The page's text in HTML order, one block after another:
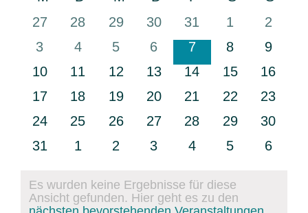
wählen.
Veranstaltungen
0
27
0
28
0
29
0
30
0
31
0
1
0
2
0
3
0
4
0
5
0
6
0
7
0
8
0
9
0
10
0
11
0
12
0
13
0
14
0
15
0
16
0
17
0
18
0
19
0
20
0
21
0
22
0
23
0
24
0
25
0
26
0
27
0
28
0
29
0
30
0
31
0
1
0
2
0
3
0
4
0
5
0
6
Hinweis
Es wurden keine Ergebnisse für diese
Ansicht gefunden. Hier geht es zu den